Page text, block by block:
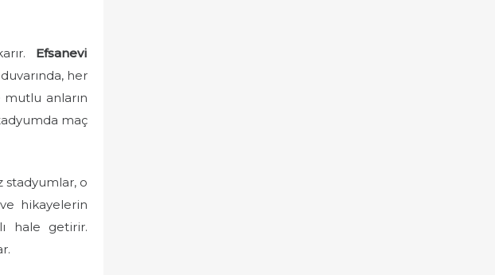
Efsanevi
her
mutlu anların
maç
stadyumlar, o
hikayelerin
hale getirir.